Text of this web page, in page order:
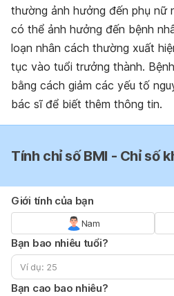
thường ảnh hưởng đến phụ nữ
có thể ảnh hưởng đến bệnh
loạn nhân cách thường xuất
tục vào tuổi trưởng thành.
bằng cách giảm các yếu tố
bác sĩ để biết thêm thông tin.
Tính chỉ số BMI - Chỉ số
Giới tính của bạn
Nam
Bạn bao nhiêu tuổi?
Bạn cao bao nhiêu?